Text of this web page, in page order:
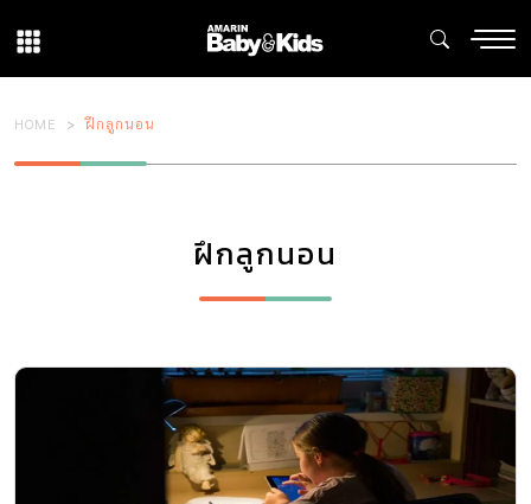
HOME ฝึกลูกนอน
ฝึกลูกนอน